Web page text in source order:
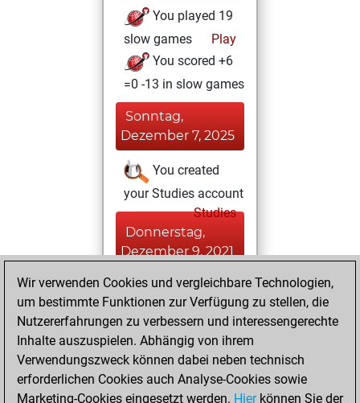
You played 19
slow games
Play
You scored +6
=0 -13 in slow games
Sonntag,
Dezember 7, 2025
You created
your Studies account
Studies
Donnerstag,
Dezember 9, 2021
You achieved a
BeautyScore of 20
Fritz
achieved a new Elo
of 1548
Wir verwenden Cookies und vergleichbare Technologien,
um bestimmte Funktionen zur Verfügung zu stellen, die
Nutzererfahrungen zu verbessern und interessengerechte
Inhalte auszuspielen. Abhängig von ihrem
Verwendungszweck können dabei neben technisch
erforderlichen Cookies auch Analyse-Cookies sowie
Marketing-Cookies eingesetzt werden. Hierkönnen Sie der